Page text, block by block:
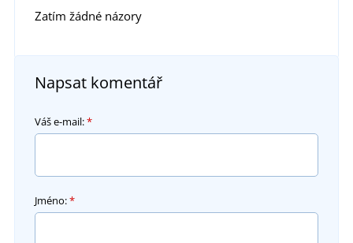
Zatím žádné názory
Napsat komentář
Váš e-mail:*
Jméno:*